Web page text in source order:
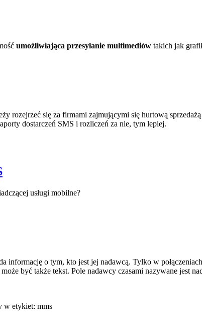
umożliwiająca przesyłanie multimediów takich jak
rozejrzeć się za firmami zajmującymi się hurtową
dostarczeń SMS i rozliczeń za nie, tym lepiej.
usługi mobilne?
informację o tym, kto jest jej nadawcą. Tylko w
być także tekst. Pole nadawcy czasami nazywane jest
w etykiet: mms